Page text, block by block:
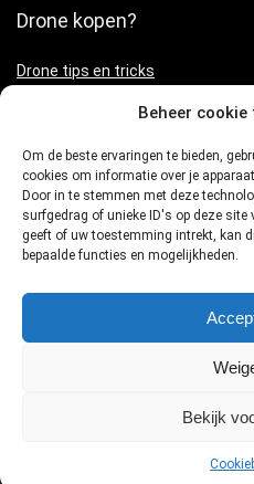
Beheer
Om de beste ervaringen te bieden,
cookies om informatie over je
Door in te stemmen met deze
surfgedrag of unieke ID's op deze site
geeft of uw toestemming intrekt, kan
bepaalde functies en mogelijkheden.
Bekijk
Drone kopen?
Drone tips en tricks
Beste drone deals
Schrijf je in voor de
camera |